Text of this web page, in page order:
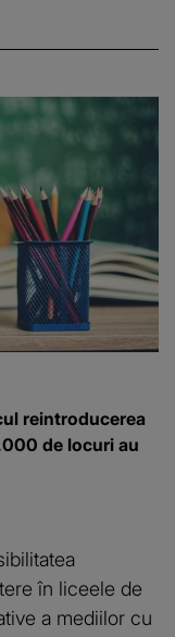
reintroducerea
de locuri au
în liceele de
a mediilor cu